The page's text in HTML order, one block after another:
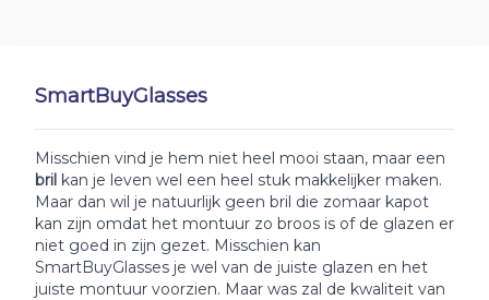
SmartBuyGlasses
Misschien vind je hem niet heel mooi staan, maar een
bril kan je leven wel een heel stuk makkelijker maken.
Maar dan wil je natuurlijk geen bril die zomaar kapot
kan zijn omdat het montuur zo broos is of de glazen er
niet goed in zijn gezet. Misschien kan
SmartBuyGlasses je wel van de juiste glazen en het
juiste montuur voorzien. Maar was zal de kwaliteit van